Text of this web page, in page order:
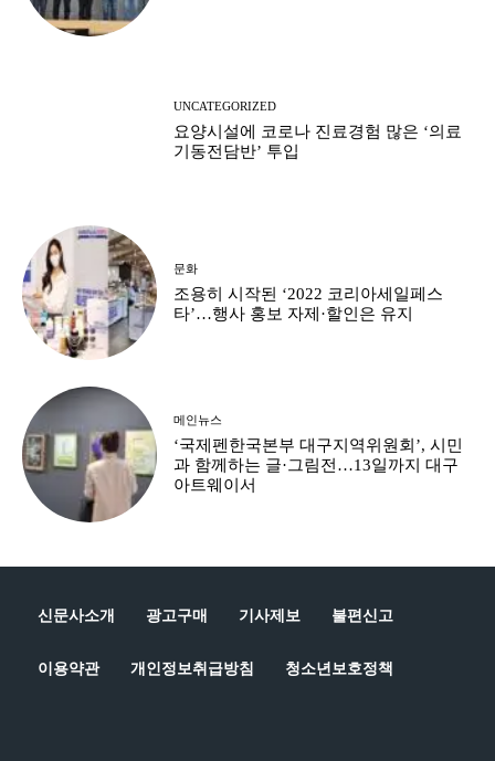
UNCATEGORIZED
요양시설에 코로나 진료경험 많은 ‘의료
기동전담반’ 투입
문화
조용히 시작된 ‘2022 코리아세일페스
타’…행사 홍보 자제·할인은 유지
메인뉴스
‘국제펜한국본부 대구지역위원회’, 시민
과 함께하는 글·그림전…13일까지 대구
아트웨이서
신문사소개 광고구매 기사제보 불편신고
이용약관 개인정보취급방침 청소년보호정책